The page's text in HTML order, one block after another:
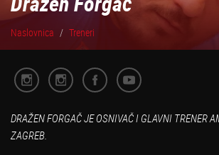
Naslovnica Treneri
DRAŽEN FORGAČ JE OSNIVAČ I GLAVNI TRENER
ZAGREB.